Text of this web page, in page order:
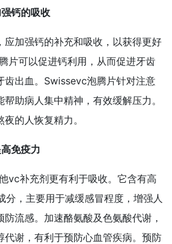
钙的吸收
应加强钙的补充和吸收，以获得更好
片可以促进钙利用，从而促进牙齿
齿出血。Swissevc泡腾片针对注意
助病人集中精神，有效缓解压力。
的人恢复精力。
免疫力
vc补充剂更有利于吸收。它含有高
分，主要用于减缓感冒程度，增强人
流感。加速酪氨酸及色氨酸代谢，
代谢，有利于预防心血管疾病。预防